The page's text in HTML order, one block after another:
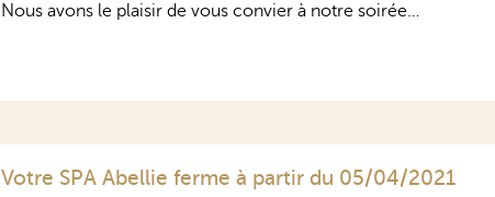
Nous avons le plaisir de vous convier à notre soirée…
Votre SPA Abellie ferme à partir du 05/04/2021